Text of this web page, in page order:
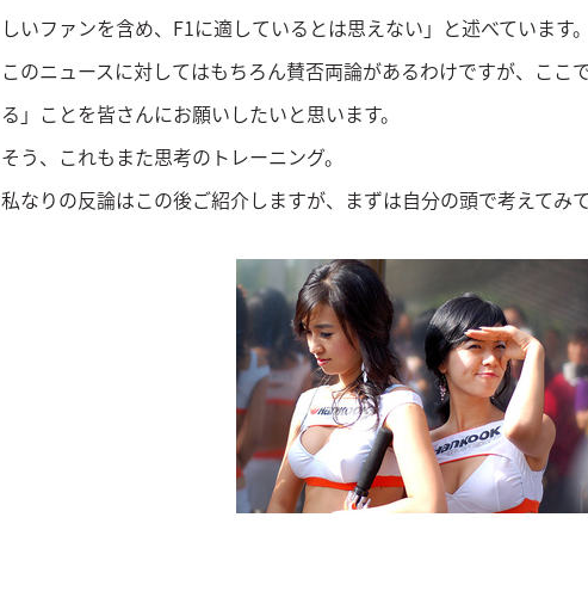
しいファンを含め、F1に適しているとは思えない」と述べています。
このニュースに対してはもちろん賛否両論があるわけですが、ここ
る」ことを皆さんにお願いしたいと思います。
そう、これもまた思考のトレーニング。
私なりの反論はこの後ご紹介しますが、まずは自分の頭で考えてみ